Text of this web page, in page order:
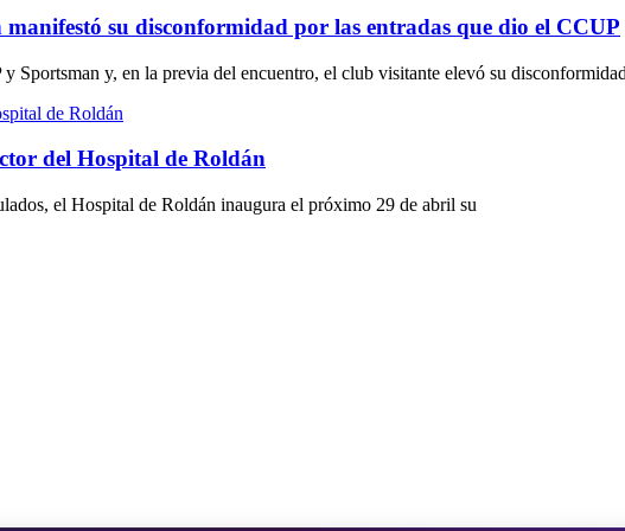
su disconformidad por las entradas que dio el CCUP
Sportsman y, en la previa del encuentro, el club visitante elevó su
del Hospital de Roldán
el Hospital de Roldán inaugura el próximo 29 de abril su